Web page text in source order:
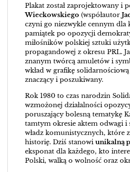
Plakat został zaprojektowany i
Wieckowskiego (współautor
czyni go niezwykle cennym dla
pamiątek po opozycji
miłośników polskiej sztuki
propagandowej z okresu PRL.
znanym twórcą amuletów i
wkład w grafikę
znaczący i poszukiwany.
Rok 1980 to czas narodzin
wzmożonej działalności
poruszający bolesną tematykę
tamtym okresie aktem odwagi i
władz komunistycznych, które
historię. Dziś stanowiunikalną
eksponat dla każdego, kto
Polski, walką o wolność oraz